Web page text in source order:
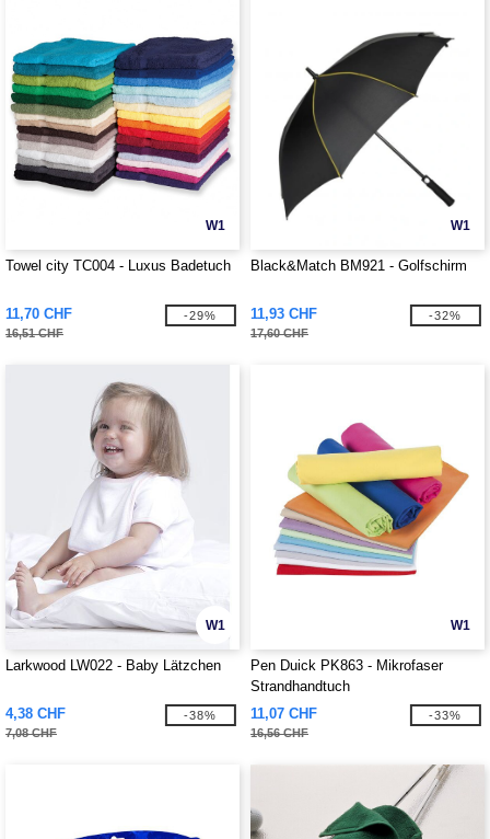
W1
Towel city TC004 - Luxus Badetuch
11,70 CHF
16,51 CHF
-29%
W1
Black&Match BM921 - Golfschirm
11,93 CHF
17,60 CHF
-32%
W1
Larkwood LW022 - Baby Lätzchen
4,38 CHF
7,08 CHF
-38%
W1
Pen Duick PK863 - Mikrofaser
Strandhandtuch
11,07 CHF
16,56 CHF
-33%